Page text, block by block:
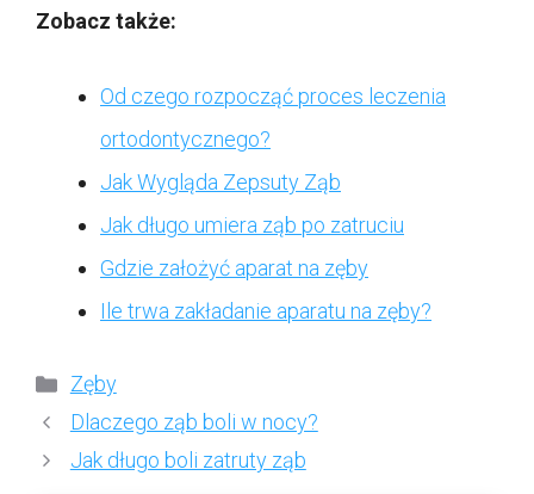
Zobacz także:
Od czego rozpocząć proces leczenia
ortodontycznego?
Jak Wygląda Zepsuty Ząb
Jak długo umiera ząb po zatruciu
Gdzie założyć aparat na zęby
Ile trwa zakładanie aparatu na zęby?
Kategorie
Zęby
Dlaczego ząb boli w nocy?
Jak długo boli zatruty ząb